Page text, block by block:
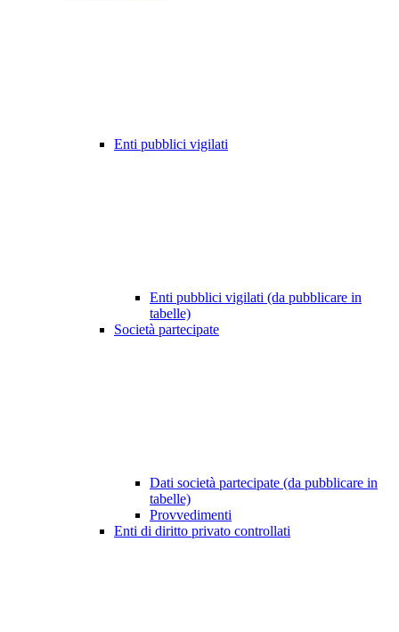
Enti pubblici vigilati
Enti pubblici vigilati (da pubblicare in
tabelle)
Società partecipate
Dati società partecipate (da pubblicare in
tabelle)
Provvedimenti
Enti di diritto privato controllati